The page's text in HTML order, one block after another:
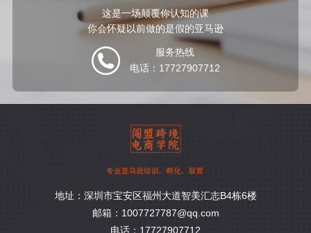
这是一场颠覆你认知的课
你会怀疑以前做的是假的亚马逊
服务热线
电话：17727907712
地址：深圳市宝安区福州大道智美汇志B4栋6楼
邮箱：1007727787@qq.com
电话：17727907712